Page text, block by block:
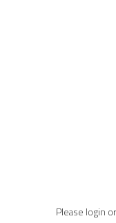
Please login